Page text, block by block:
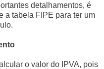
detalhamentos, é
a tabela FIPE para ter um
o valor do IPVA, pois